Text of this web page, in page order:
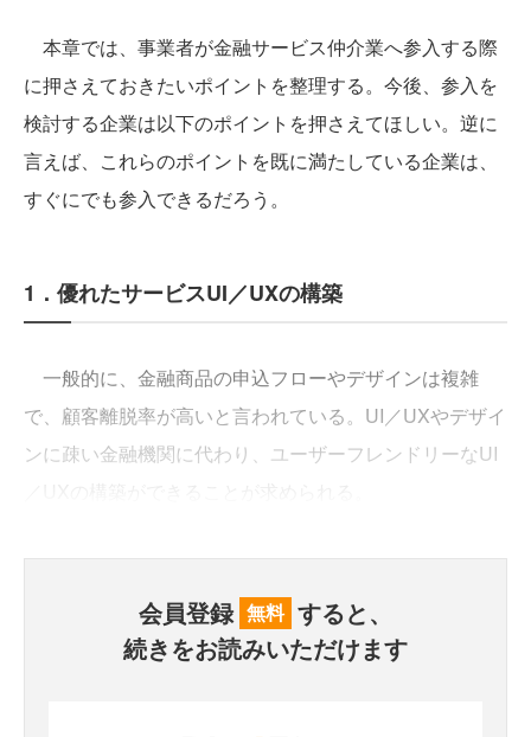
本章では、事業者が金融サービス仲介業へ参入する際
に押さえておきたいポイントを整理する。今後、参入を
検討する企業は以下のポイントを押さえてほしい。逆に
言えば、これらのポイントを既に満たしている企業は、
すぐにでも参入できるだろう。
1．優れたサービスUI／UXの構築
一般的に、金融商品の申込フローやデザインは複雑
で、顧客離脱率が高いと言われている。UI／UXやデザイ
ンに疎い金融機関に代わり、ユーザーフレンドリーなUI
会員登録 無料 すると、
続きをお読みいただけます